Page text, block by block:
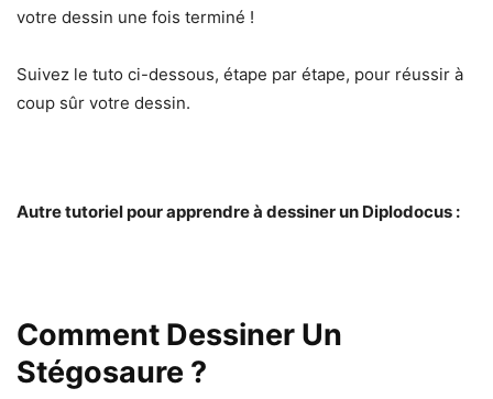
votre dessin une fois terminé !
Suivez le tuto ci-dessous, étape par étape, pour réussir à
coup sûr votre dessin.
Autre tutoriel pour apprendre à dessiner un Diplodocus :
Comment Dessiner Un
Stégosaure ?